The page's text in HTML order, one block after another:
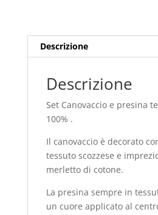
con
cuore
Descrizione
Descrizione
Set Canovaccio e presina
100% .
Il canovaccio è decorato
tessuto scozzese e
merletto di cotone.
La presina sempre in
un cuore applicato al